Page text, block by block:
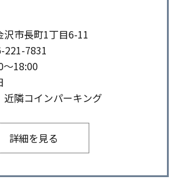
市長町1丁目6-11
221-7831
～18:00
近隣コインパーキング
詳細を見る